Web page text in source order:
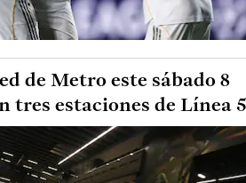
de Metro este sábado 8
tres estaciones de Línea 5